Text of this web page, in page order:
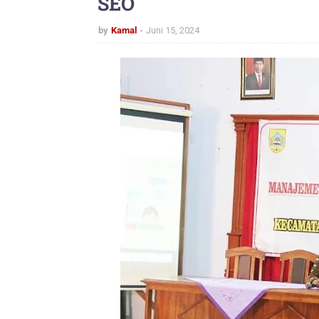
by Kamal Juni 15, 2024